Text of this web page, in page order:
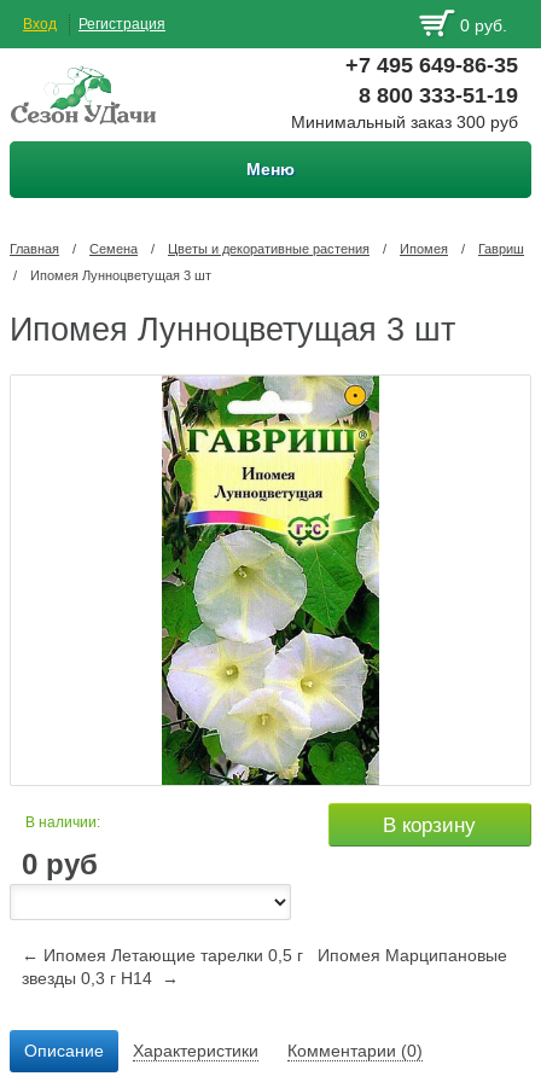
Вход Регистрация 0 руб.
+7 495 649-86-35
8 800 333-51-19
Минимальный заказ 300 руб
Меню
Главная / Семена / Цветы и декоративные растения / Ипомея /
Гавриш
/
Ипомея Лунноцветущая 3 шт
Ипомея Лунноцветущая 3 шт
В наличии:
0 руб
В корзину
← Ипомея Летающие тарелки 0,5 г
Ипомея Марципановые
звезды 0,3 г Н14 →
Описание Характеристики Комментарии (0)